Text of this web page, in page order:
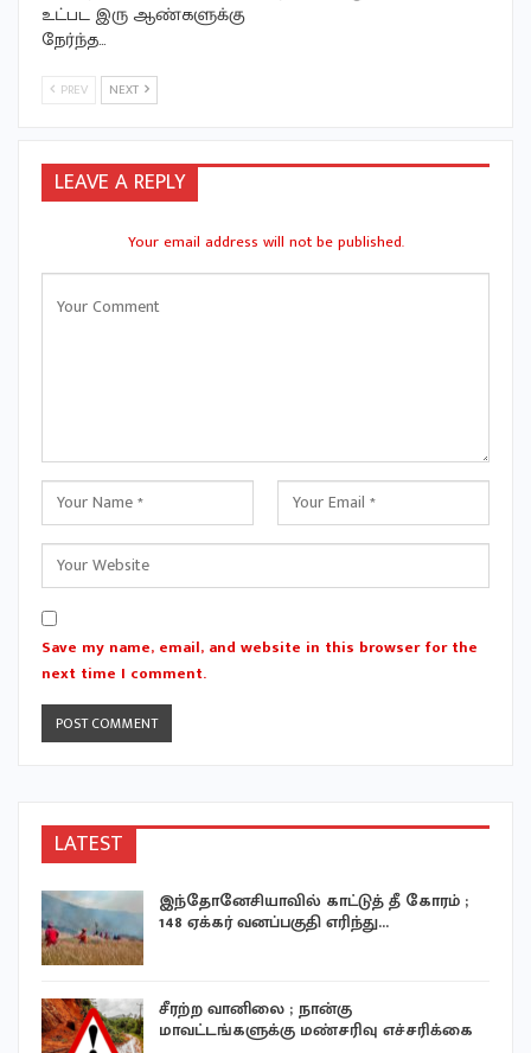
உட்பட இரு ஆண்களுக்கு
நேர்ந்த…
PREV NEXT
LEAVE A REPLY
Your email address will not be published.
Save my name, email, and website in this browser for the
next time I comment.
LATEST
இந்தோனேசியாவில் காட்டுத் தீ கோரம் ;
148 ஏக்கர் வனப்பகுதி எரிந்து…
சீரற்ற வானிலை ; நான்கு
மாவட்டங்களுக்கு மண்சரிவு எச்சரிக்கை